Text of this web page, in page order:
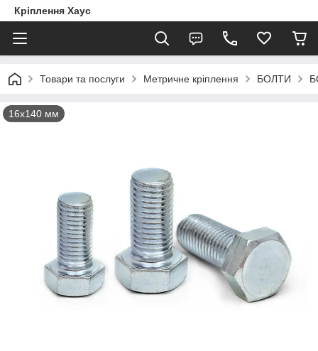
Кріплення Хаус
Товари та послуги Метричне кріплення БОЛТИ
16х140 мм